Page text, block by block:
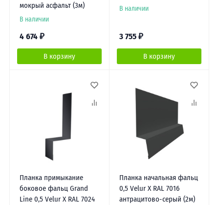
мокрый асфальт (3м)
В наличии
4 674 ₽
В корзину
В наличии
3 755 ₽
В корзину
Планка примыкание
боковое фальц Grand
Line 0,5 Velur X RAL 7024
Планка начальная фальц
0,5 Velur X RAL 7016
антрацитово-серый (2м)